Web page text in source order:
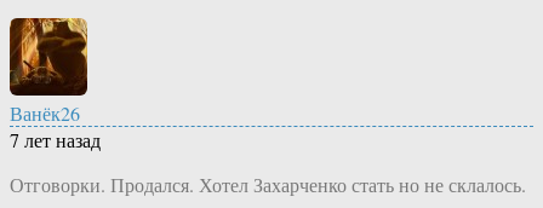
Ванёк26
7 лет назад
Отговорки. Продался. Хотел Захарченко стать но не склалось.